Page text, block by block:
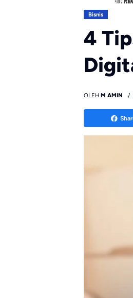
Bisnis
4
OLEH M AMIN